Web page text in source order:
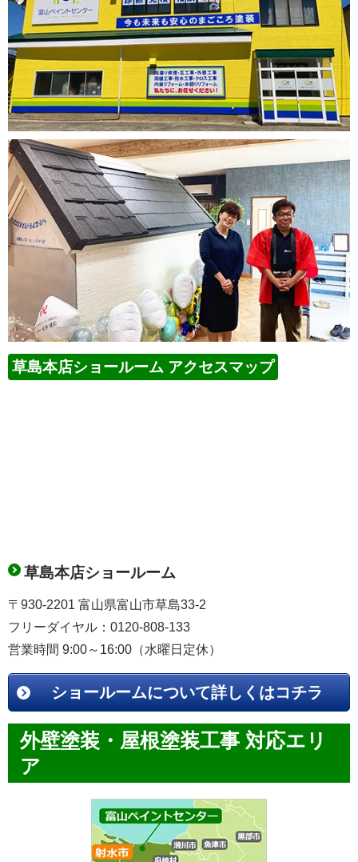
草島本店ショールーム アクセスマップ
草島本店ショールーム
〒930-2201 富山県富山市草島33-2
フリーダイヤル：0120-808-133
営業時間 9:00～16:00（水曜日定休）
ショールームについて詳しくはコチラ
外壁塗装・屋根塗装工事 対応エリ
ア